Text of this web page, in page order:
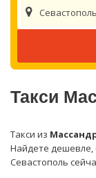
Севастополь
Такси
Такси из
Найдете дешевле,
Севастополь